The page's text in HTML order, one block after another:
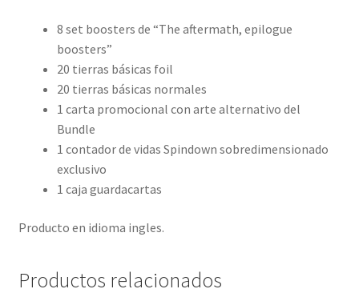
8 set boosters de “The aftermath, epilogue
boosters”
20 tierras básicas foil
20 tierras básicas normales
1 carta promocional con arte alternativo del
Bundle
1 contador de vidas Spindown sobredimensionado
exclusivo
1 caja guardacartas
Producto en idioma ingles.
Productos relacionados